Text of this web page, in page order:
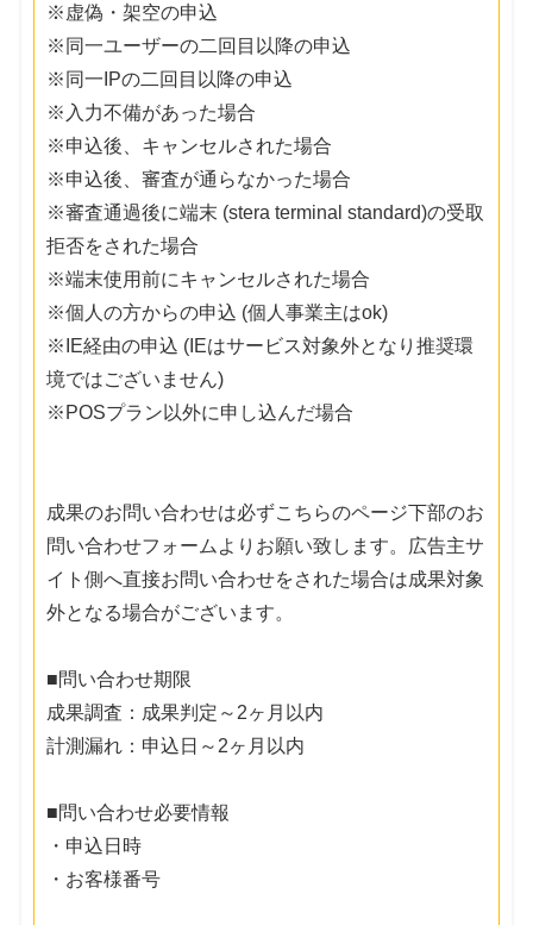
※虚偽・架空の申込
※同一ユーザーの二回目以降の申込
※同一IPの二回目以降の申込
※入力不備があった場合
※申込後、キャンセルされた場合
※申込後、審査が通らなかった場合
※審査通過後に端末 (stera terminal standard)の受取
拒否をされた場合
※端末使用前にキャンセルされた場合
※個人の方からの申込 (個人事業主はok)
※IE経由の申込 (IEはサービス対象外となり推奨環
境ではございません)
※POSプラン以外に申し込んだ場合
成果のお問い合わせは必ずこちらのページ下部のお
問い合わせフォームよりお願い致します。広告主サ
イト側へ直接お問い合わせをされた場合は成果対象
外となる場合がございます。
■問い合わせ期限
成果調査：成果判定～2ヶ月以内
計測漏れ：申込日～2ヶ月以内
■問い合わせ必要情報
・申込日時
・お客様番号